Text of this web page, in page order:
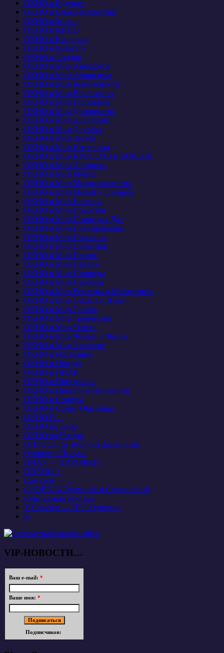
ОКНО в Будущее
ОКНО в Видео-Маркетинг
ОКНО в Жизнь
ОКНО в КИНО
ОКНО в Кладовку
ОКНО в Культуру
ОКНО в Лондон
ОКНО в Мир Анекдотов
ОКНО в Мир Афоризмов
ОКНО в Мир Безопасности
ОКНО в Мир Воспитания
ОКНО в Мир Географии
ОКНО в Мир Дипломатии
ОКНО в Мир Дискуссий
ОКНО в Мир Дружбы
ОКНО в Мир Звуков
ОКНО в Мир Интернета
ОКНО в Мир КРОССОВ и ВОРДОВ
ОКНО в Мир Личности
ОКНО в Мир Мечты
ОКНО в Мир Мифотворчества
ОКНО в Мир Морей и Океанов
ОКНО в Мир Наживы
ОКНО в Мир Новостей
ОКНО в Мир Памятных Дат
ОКНО в Мир Планирования
ОКНО в Мир Познания
ОКНО в Мир Политики
ОКНО в Мир Поэзии
ОКНО в Мир Правды
ОКНО в Мир Природы
ОКНО в Мир Проблем
ОКНО в Мир Рекламы и Маркетинга
ОКНО в Мир Сердца и Души
ОКНО в Мир Спорта
ОКНО в Мир Творчества
ОКНО в Мир Успеха
ОКНО в Мир Флоры и Фауны
ОКНО в Мир Экологии
ОКНО в Настоящее
ОКНО в Никуда
ОКНО в ПИАР
ОКНО в Прекрасное
ОКНО в Просторы Вселенной
ОКНО в Социум
ОКНО в Сферу Обитания
ОКНО В…
ОКНО во Двор
ОКНО на Чердак
ОПРОСЫ от Вопроса Засыпкина
Открытое Письмо
ПИАР — ПИРОЖКИ
ПЛАНЫ +
Сам себе — …
СЛОВАРЬ Терминов и Сокращений
Социальная реклама
У Советов — НЕТ Ответов!
Я
VIP-НОВОСТИ…
Ваш e-mail: *
Ваше имя: *
Подписчиков: